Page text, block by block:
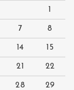
1
7 8
14 15
21 22
28 29